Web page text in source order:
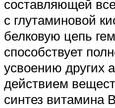
составляющей
с глутаминовой
белковую цепь
способствует
усвоению других
действием
синтез витамина